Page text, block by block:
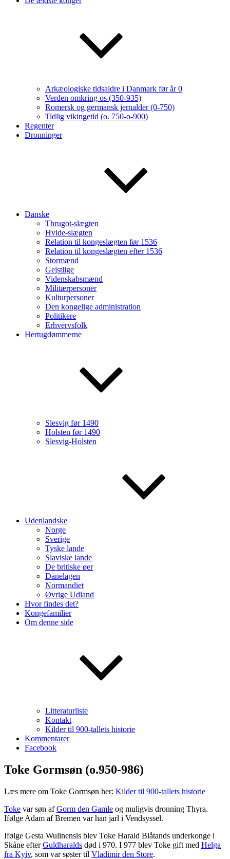
Arkæologiske tidsaldre i Danmark før år 0
Verden omkring os (350-935)
Romersk og germansk jernalder (0-750)
Tidlig vikingetid (o. 750-o-900)
Regenter
Dronninger
Danske
Thrugot-slægten
Hvide-slægten
Relation til kongeslægten før 1536
Relation til kongeslægten efter 1536
Stormænd
Gejstlige
Videnskabsmænd
Militærpersoner
Kulturpersoner
Den kongelige administration
Politikere
Erhvervsfolk
Hertugdømmerne
Slesvig før 1490
Holsten før 1490
Slesvig-Holsten
Udenlandske
Norge
Sverige
Tyske lande
Slaviske lande
De britiske øer
Danelagen
Normandiet
Øvrige Udland
Hvor findes det?
Kongefamilier
Om denne side
Litteraturliste
Kontakt
Kilder til 900-tallets historie
Kommentarer
Facebook
Toke Gormsøn (o.950-986)
Læs mere om Toke Gormsøn her: Kilder til 900-tallets historie
Toke var søn afGorm den Gamle og muligvis dronning Thyra.
Ifølge Adam af Bremen var han jarl i Vendsyssel.
Ifølge Gesta Wulinensis blev Toke Harald Blåtands underkonge i
Skåne efterGuldharalds død i 970. I 977 blev Toke gift med Helga
fra Kyiv, som var søster til Vladimir den Store.